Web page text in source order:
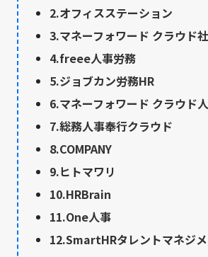
2.オフィスステーション
3.マネーフォワード クラウド
4.freee人事労務
5.ジョブカン労務HR
6.マネーフォワード クラウド
7.総務人事奉行クラウド
8.COMPANY
9.ヒトマワリ
10.HRBrain
11.One人事
12.SmartHRタレントマネジ